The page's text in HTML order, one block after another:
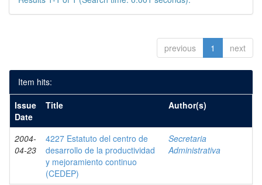
previous 1 next
Item hits:
Issue
Date
Title Author(s)
2004-
04-23
4227 Estatuto del centro de
desarrollo de la productividad
y mejoramiento continuo
(CEDEP)
Secretaria
Administrativa